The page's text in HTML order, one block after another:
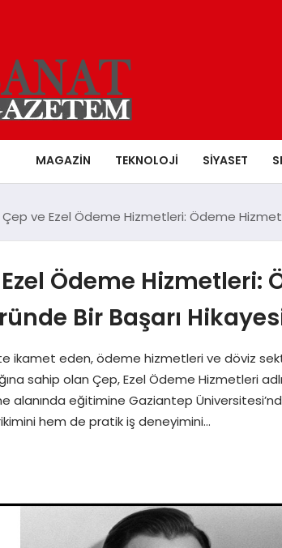
MAGAZIN TEKNOLOJI SIYASET
Çep ve Ezel Ödeme Hizmetleri: Ödeme
Ödeme Hizmetleri:
Bir Başarı
ikamet eden, ödeme hizmetleri ve döviz
sahip olan Çep, Ezel Ödeme Hizmetleri
alanında eğitimine Gaziantep
hem de pratik iş deneyimini…